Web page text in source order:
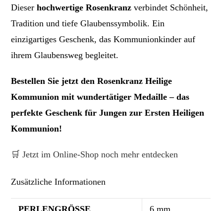
Dieserhochwertige Rosenkranz verbindet Schönheit,
Tradition und tiefe Glaubenssymbolik. Ein
einzigartiges Geschenk, das Kommunionkinder auf
ihrem Glaubensweg begleitet.
Bestellen Sie jetzt den Rosenkranz Heilige
Kommunion mit wundertätiger Medaille – das
perfekte Geschenk für Jungen zur Ersten Heiligen
Kommunion!
🛒 Jetzt im Online-Shop noch mehr entdecken
Zusätzliche Informationen
PERLENGRÖSSE 6 mm